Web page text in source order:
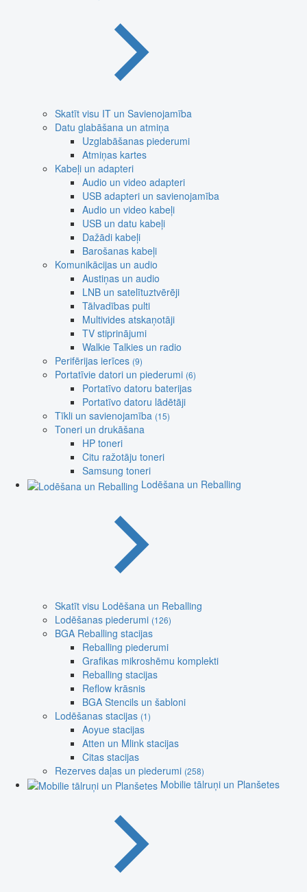
Skatīt visu IT un Savienojamība
Datu glabāšana un atmiņa
Uzglabāšanas piederumi
Atmiņas kartes
Kabeļi un adapteri
Audio un video adapteri
USB adapteri un savienojamība
Audio un video kabeļi
USB un datu kabeļi
Dažādi kabeļi
Barošanas kabeļi
Komunikācijas un audio
Austiņas un audio
LNB un satelītuztvērēji
Tālvadības pulti
Multivides atskaņotāji
TV stiprinājumi
Walkie Talkies un radio
Perifērijas ierīces (9)
Portatīvie datori un piederumi (6)
Portatīvo datoru baterijas
Portatīvo datoru lādētāji
Tīkli un savienojamība (15)
Toneri un drukāšana
HP toneri
Citu ražotāju toneri
Samsung toneri
Lodēšana un Reballing
Skatīt visu Lodēšana un Reballing
Lodēšanas piederumi (126)
BGA Reballing stacijas
Reballing piederumi
Grafikas mikroshēmu komplekti
Reballing stacijas
Reflow krāsnis
BGA Stencils un šabloni
Lodēšanas stacijas (1)
Aoyue stacijas
Atten un Mlink stacijas
Citas stacijas
Rezerves daļas un piederumi (258)
Mobilie tālruņi un Planšetes